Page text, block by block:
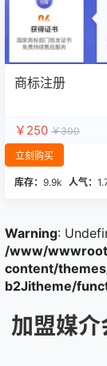
商标注册
￥250 ￥300
立刻购买
库存： 9.9k 人气：
Warning:
/www/
content/
b2Jitheme/
加盟媒